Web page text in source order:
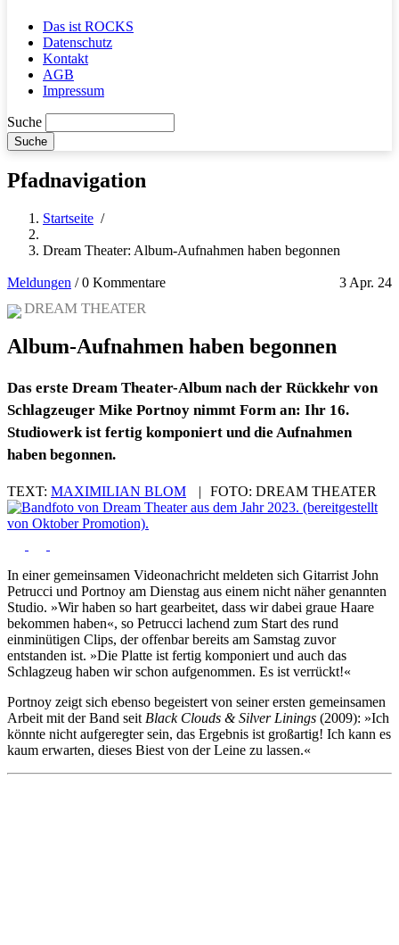
Das ist ROCKS
Datenschutz
Kontakt
AGB
Impressum
Suche
Pfadnavigation
Startseite /
Dream Theater: Album-Aufnahmen haben begonnen
Meldungen 3 Apr. 24
/0 Kommentare
DREAM THEATER
Album-Aufnahmen haben begonnen
Das erste Dream Theater-Album nach der Rückkehr von
Schlagzeuger Mike Portnoy nimmt Form an: Ihr 16.
Studiowerk ist fertig komponiert und die Aufnahmen
haben begonnen.
TEXT: MAXIMILIAN BLOM | FOTO: DREAM THEATER
In einer gemeinsamen Videonachricht meldeten sich Gitarrist John
Petrucci und Portnoy am Dienstag aus einem nicht näher genannten
Studio. »Wir haben so hart gearbeitet, dass wir dabei graue Haare
bekommen haben«, so Petrucci lachend zum Start des rund
einminütigen Clips, der offenbar bereits am Samstag zuvor
entstanden ist. »Die Platte ist fertig komponiert und auch das
Schlagzeug haben wir schon aufgenommen. Es ist verrückt!«
Portnoy zeigt sich ebenso begeistert von seiner ersten gemeinsamen
Arbeit mit der Band seit Black Clouds & Silver Linings (2009): »Ich
könnte nicht aufgeregter sein, das Ergebnis ist großartig! Ich kann es
kaum erwarten, dieses Biest von der Leine zu lassen.«